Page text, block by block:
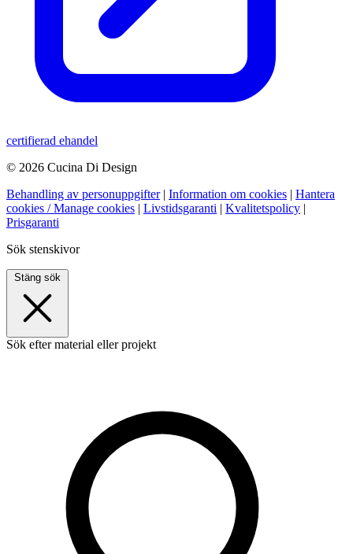
certifierad ehandel
© 2026 Cucina Di Design
Behandling av personuppgifter | Information om cookies | Hantera
cookies / Manage cookies | Livstidsgaranti | Kvalitetspolicy |
Prisgaranti
Sök stenskivor
Stäng sök
Sök efter material eller projekt